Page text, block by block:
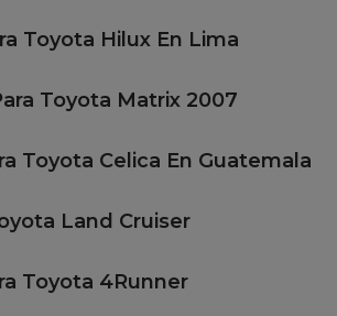
Toyota Hilux En Lima
Toyota Matrix 2007
Toyota Celica En Guatemala
Land Cruiser
Toyota 4Runner